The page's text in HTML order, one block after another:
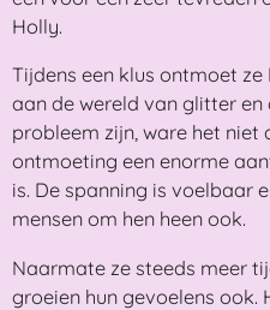
Holly.
Tijdens een klus ontmoet ze
aan de wereld van glitter en
probleem zijn, ware het niet
ontmoeting een enorme
is. De spanning is voelbaar
mensen om hen heen ook.
Naarmate ze steeds meer
groeien hun gevoelens ook.